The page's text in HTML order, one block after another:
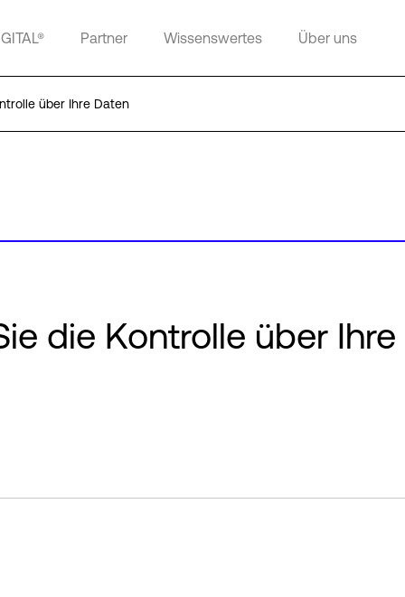
Partner Wissenswertes Über uns
über Ihre Daten
die Kontrolle über